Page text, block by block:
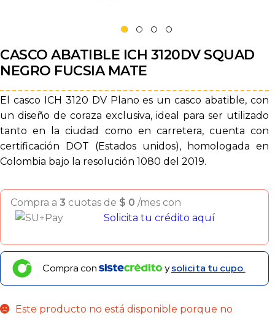
CASCO ABATIBLE ICH 3120DV SQUAD
NEGRO FUCSIA MATE
El casco ICH 3120 DV Plano es un casco abatible, con
un diseño de coraza exclusiva, ideal para ser utilizado
tanto en la ciudad como en carretera, cuenta con
certificación DOT (Estados unidos), homologada en
Colombia bajo la resolución 1080 del 2019.
Compra a 3 cuotas de $ 0 /mes con
Solicita tu crédito aquí
Compra con ysolicita tu cupo.
Este producto no está disponible porque no